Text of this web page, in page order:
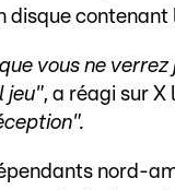
disque contenant
vous ne
jeu", a réagi sur
nord-